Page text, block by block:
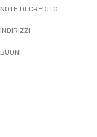
NOTE DI CREDITO
INDIRIZZI
BUONI